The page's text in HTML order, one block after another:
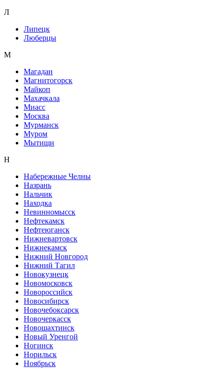
Л
Липецк
Люберцы
М
Магадан
Магнитогорск
Майкоп
Махачкала
Миасс
Москва
Мурманск
Муром
Мытищи
Н
Набережные Челны
Назрань
Нальчик
Находка
Невинномысск
Нефтекамск
Нефтеюганск
Нижневартовск
Нижнекамск
Нижний Новгород
Нижний Тагил
Новокузнецк
Новомосковск
Новороссийск
Новосибирск
Новочебоксарск
Новочеркасск
Новошахтинск
Новый Уренгой
Ногинск
Норильск
Ноябрьск